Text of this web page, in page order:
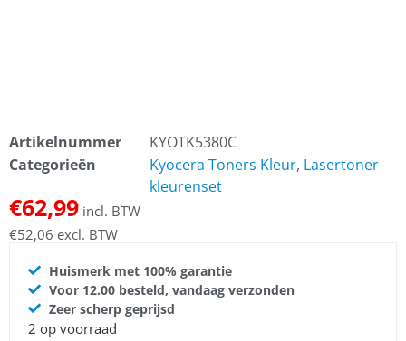
Artikelnummer
KYOTK5380C
Categorieën
Kyocera Toners Kleur, Lasertoner
kleurenset
€62,99 incl. BTW
€52,06 excl. BTW
Huismerk met 100% garantie
Voor 12.00 besteld, vandaag verzonden
Zeer scherp geprijsd
2 op voorraad